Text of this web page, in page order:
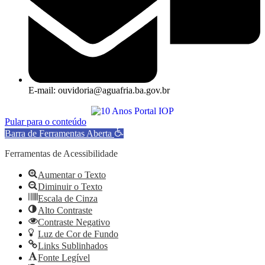
E-mail: ouvidoria@aguafria.ba.gov.br
Pular para o conteúdo
Barra de Ferramentas Aberta
Ferramentas de Acessibilidade
Aumentar o Texto
Diminuir o Texto
Escala de Cinza
Alto Contraste
Contraste Negativo
Luz de Cor de Fundo
Links Sublinhados
Fonte Legível